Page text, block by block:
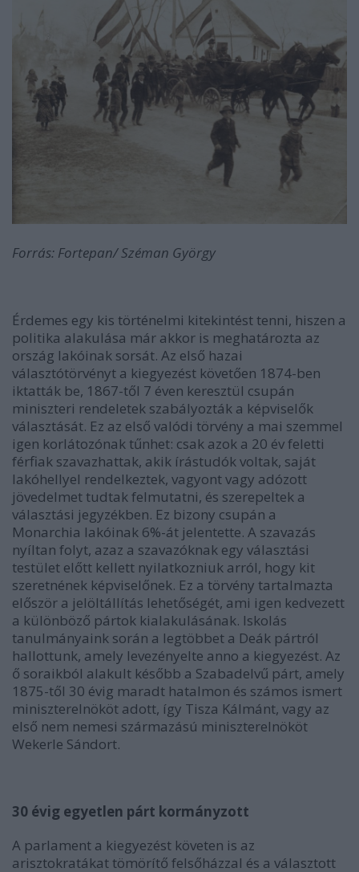
Forrás: Fortepan/ Széman György
Érdemes egy kis történelmi kitekintést tenni, hiszen a
politika alakulása már akkor is meghatározta az
ország lakóinak sorsát. Az első hazai
választótörvényt a kiegyezést követően 1874-ben
iktatták be, 1867-től 7 éven keresztül csupán
miniszteri rendeletek szabályozták a képviselők
választását. Ez az első valódi törvény a mai szemmel
igen korlátozónak tűnhet: csak azok a 20 év feletti
férfiak szavazhattak, akik írástudók voltak, saját
lakóhellyel rendelkeztek, vagyont vagy adózott
jövedelmet tudtak felmutatni, és szerepeltek a
választási jegyzékben. Ez bizony csupán a
Monarchia lakóinak 6%-át jelentette. A szavazás
nyíltan folyt, azaz a szavazóknak egy választási
testület előtt kellett nyilatkozniuk arról, hogy kit
szeretnének képviselőnek. Ez a törvény tartalmazta
először a jelöltállítás lehetőségét, ami igen kedvezett
a különböző pártok kialakulásának. Iskolás
tanulmányaink során a legtöbbet a Deák pártról
hallottunk, amely levezényelte anno a kiegyezést. Az
ő soraikból alakult később a Szabadelvű párt, amely
1875-től 30 évig maradt hatalmon és számos ismert
miniszterelnököt adott, így Tisza Kálmánt, vagy az
első nem nemesi származású miniszterelnököt
Wekerle Sándort.
30 évig egyetlen párt kormányzott
A parlament a kiegyezést követen is az
arisztokratákat tömörítő felsőházzal és a választott